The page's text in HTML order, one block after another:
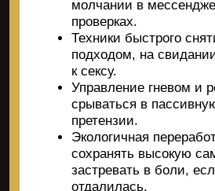
интригу.
Занятие 6. Личные
границы и
управление
конфликтами
Защита от женских
твердо говорить «нет» на
неконструктивные игры,
глазах ещё привлекательнее.
Секс и договоренности: как
темп отношений и ожидания,
химию и страсть.